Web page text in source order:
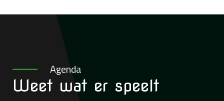
Agenda
Weet wat er speelt